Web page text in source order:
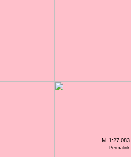
Permalink
M=1:27 083